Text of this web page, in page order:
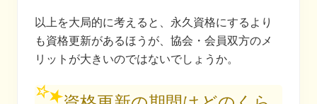
以上を大局的に考えると、永久資格にするより
も資格更新があるほうが、協会・会員双方のメ
リットが大きいのではないでしょうか。